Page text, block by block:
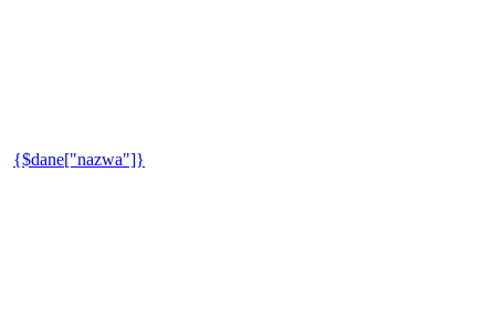
{$dane["nazwa"]}